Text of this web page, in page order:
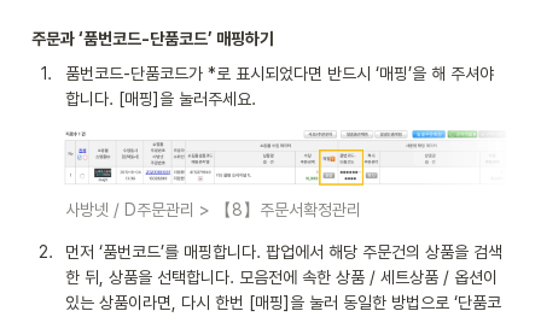
주문과 ‘품번코드-단품코드’ 매핑하기
1.
품번코드-단품코드가 *로 표시되었다면 반드시 ‘매핑’을 해 주셔야
합니다. [매핑]을 눌러주세요.
사방넷 / D주문관리 > 【8】주문서확정관리
2.
먼저 ‘품번코드’를 매핑합니다. 팝업에서 해당 주문건의 상품을 검색
한 뒤, 상품을 선택합니다. 모음전에 속한 상품 / 세트상품 / 옵션이
있는 상품이라면, 다시 한번 [매핑]을 눌러 동일한 방법으로 ‘단품코